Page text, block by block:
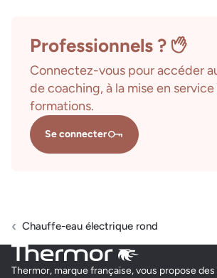
Professionnels ?
Connectez-vous pour accéder
de coaching, à la mise en
formations.
Se connecter
Chauffe-eau électrique rond
Thermor, marque française, vous propose